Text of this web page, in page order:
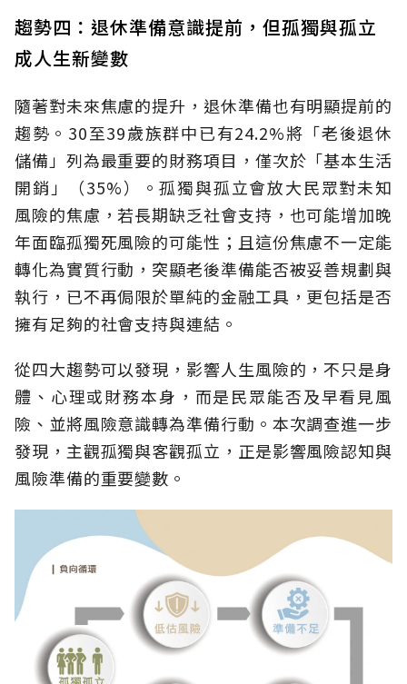
趨勢四：退休準備意識提前，但孤獨與孤立
成人生新變數
隨著對未來焦慮的提升，退休準備也有明顯提前的
趨勢。30至39歲族群中已有24.2%將「老後退休
儲備」列為最重要的財務項目，僅次於「基本生活
開銷」（35%）。孤獨與孤立會放大民眾對未知
風險的焦慮，若長期缺乏社會支持，也可能增加晚
年面臨孤獨死風險的可能性；且這份焦慮不一定能
轉化為實質行動，突顯老後準備能否被妥善規劃與
執行，已不再侷限於單純的金融工具，更包括是否
擁有足夠的社會支持與連結。
從四大趨勢可以發現，影響人生風險的，不只是身
體、心理或財務本身，而是民眾能否及早看見風
險、並將風險意識轉為準備行動。本次調查進一步
發現，主觀孤獨與客觀孤立，正是影響風險認知與
風險準備的重要變數。